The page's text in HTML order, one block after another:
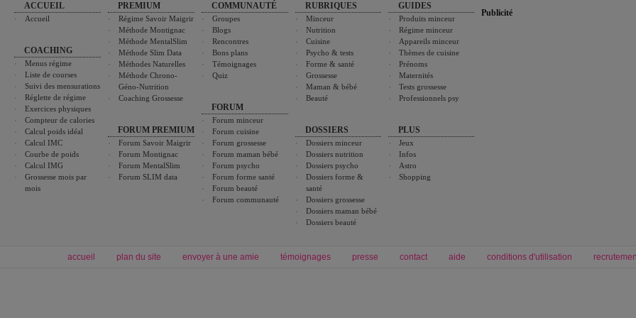
ACCUEIL
Accueil
COACHING
Menus régime
Liste de courses
Suivi des mensurations
Réglette de régime
Exercices physiques
Compteur de calories
Calcul poids idéal
Calcul IMC
Courbe de poids
Calcul IMG
Grossesse mois par
mois
PREMIUM
Régime Savoir Maigrir
Méthode Montignac
Méthode MentalSlim
Méthode Slim Data
Méthodes Naturelles
Méthode Chrono-
Géno-Nutrition
Coaching Grossesse
FORUM PREMIUM
Forum Savoir Maigrir
Forum Montignac
Forum MentalSlim
Forum SLIM data
COMMUNAUTÉ
Groupes
Blogs
Rencontres
Bons plans
Témoignages
Quiz
FORUM
Forum minceur
Forum cuisine
Forum grossesse
Forum maman bébé
Forum psycho
Forum forme santé
Forum beauté
Forum communauté
RUBRIQUES
Minceur
Nutrition
Cuisine
Psycho & tests
Forme & santé
Grossesse
Maman & bébé
Beauté
DOSSIERS
Dossiers minceur
Dossiers nutrition
Dossiers psycho
Dossiers forme &
santé
Dossiers grossesse
Dossiers maman bébé
Dossiers beauté
GUIDES
Produits minceur
Régime minceur
Appareils minceur
Thèmes de cuisine
Prénoms
Maternités
Tests grossesse
Professionnels psy
PLUS
Jeux
Infos
Astro
Shopping
Publicité
accueil plan du site envoyer à une amie témoignages presse contact aide conditions d'utilisation